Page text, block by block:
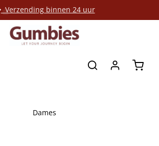
Verzending binnen 24 uur
Grote productselectie
Dames